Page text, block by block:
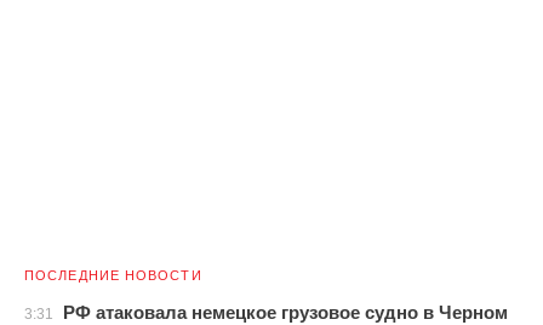
ПОСЛЕДНИЕ НОВОСТИ
3:31
РФ атаковала немецкое грузовое судно в Черном